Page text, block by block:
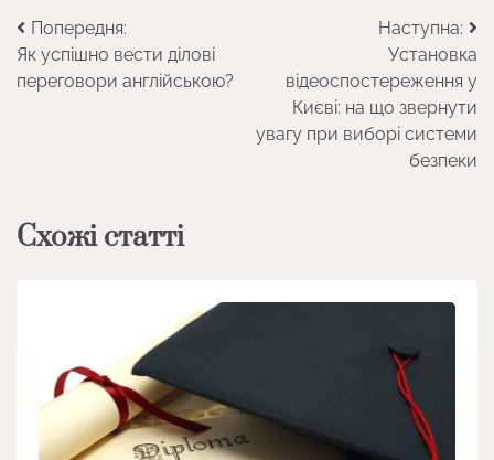
Навігація
записів
Попередня:
Як успішно вести ділові
переговори англійською?
Наступна:
Установка
відеоспостереження у
Києві: на що звернути
увагу при виборі системи
безпеки
Схожі статті